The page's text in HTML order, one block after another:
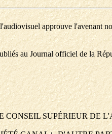
approuve l'avenant
au Journal officiel de la
CONSEIL SUPÉRIEUR DE